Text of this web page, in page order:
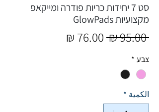
סט 7 יחידות כריות פודרה ומייקאפ
מקצועיות GlowPads
‏95.00 ₪
سعر
צבע *
الكمية *